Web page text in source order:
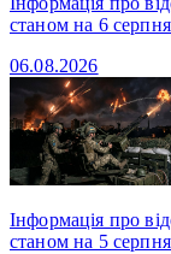
станом на 6
06.08.2026
Інформація про
станом на 5